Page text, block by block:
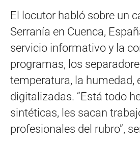
El locutor habló sobre un
Serranía en Cuenca,
servicio informativo y la
programas, los
temperatura, la humedad,
digitalizadas. “Está todo
sintéticas, les sacan
profesionales del rubro”,